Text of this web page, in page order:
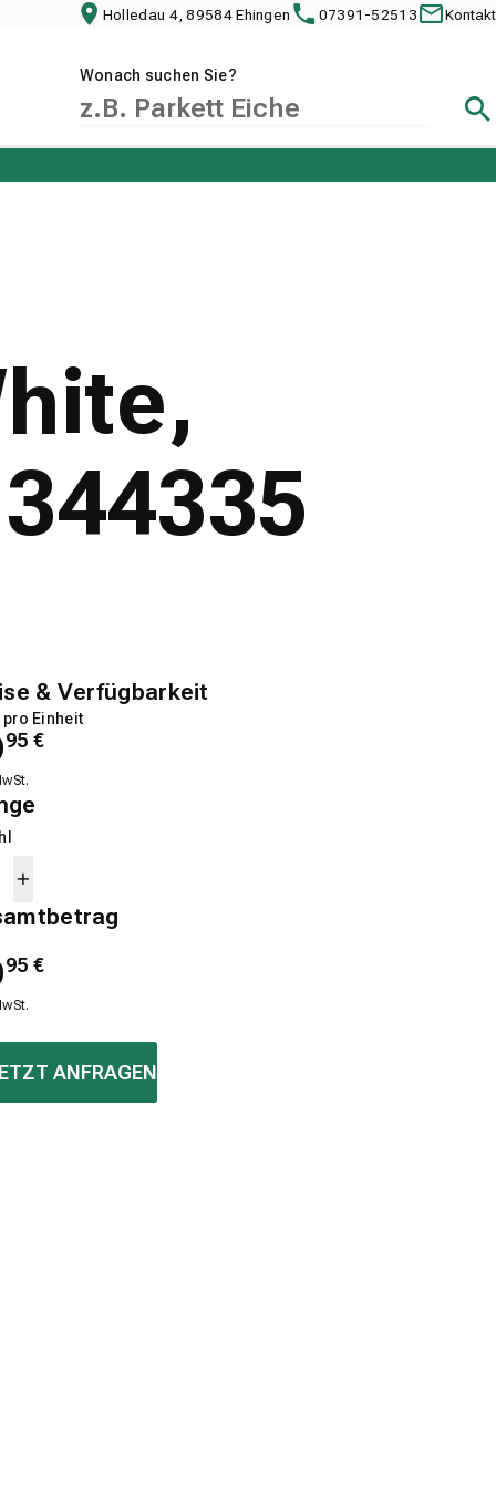
Holledau 4, 89584 Ehingen 07391-52513 Kontakt
Wonach suchen Sie?
& Verfügbarkeit
pro Einheit
95 €
95 €
ANFRAGEN